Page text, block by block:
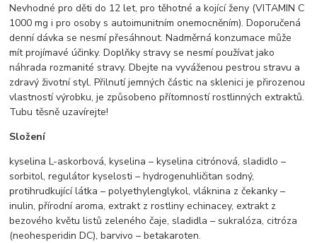
Nevhodné pro děti do 12 let, pro těhotné a kojící ženy (VITAMIN C
1000 mg i pro osoby s autoimunitním onemocněním). Doporučená
denní dávka se nesmí přesáhnout. Nadměrná konzumace může
mít projímavé účinky. Doplňky stravy se nesmí používat jako
náhrada rozmanité stravy. Dbejte na vyváženou pestrou stravu a
zdravý životní styl. Přilnutí jemných částic na sklenici je přirozenou
vlastností výrobku, je způsobeno přítomností rostlinných extraktů.
Tubu těsně uzavírejte!
Složení
kyselina L-askorbová, kyselina – kyselina citrónová, sladidlo –
sorbitol, regulátor kyselosti – hydrogenuhličitan sodný,
protihrudkující látka – polyethylenglykol, vláknina z čekanky –
inulin, přírodní aroma, extrakt z rostliny echinacey, extrakt z
bezového květu listů zeleného čaje, sladidla – sukralóza, citróza
(neohesperidin DC), barvivo – betakaroten.